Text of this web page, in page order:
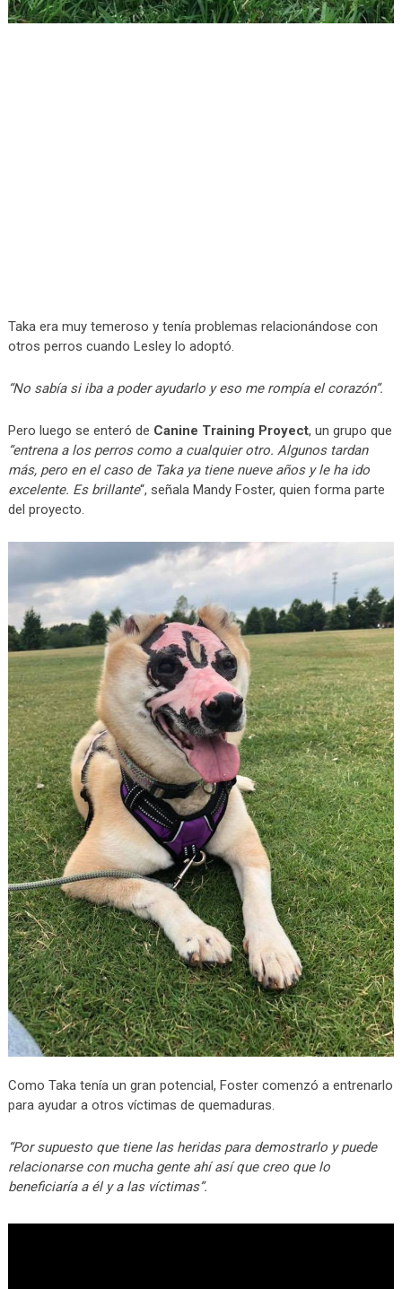
Taka era muy temeroso y tenía problemas relacionándose con
otros perros cuando Lesley lo adoptó.
“No sabía si iba a poder ayudarlo y eso me rompía el corazón”.
Pero luego se enteró de Canine Training Proyect, un grupo que
“entrena a los perros como a cualquier otro. Algunos tardan
más, pero en el caso de Taka ya tiene nueve años y le ha ido
excelente. Es brillante“, señala Mandy Foster, quien forma parte
del proyecto.
Como Taka tenía un gran potencial, Foster comenzó a entrenarlo
para ayudar a otros víctimas de quemaduras.
“Por supuesto que tiene las heridas para demostrarlo y puede
relacionarse con mucha gente ahí así que creo que lo
beneficiaría a él y a las víctimas”.